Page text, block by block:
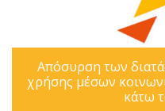
Απόσυρση των
χρήσης μέσων
κάτω